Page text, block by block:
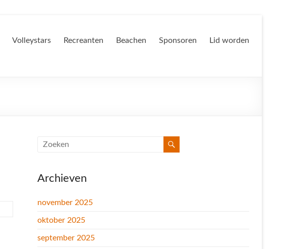
Volleystars Recreanten Beachen Sponsoren Lid worden
Archieven
november 2025
oktober 2025
september 2025